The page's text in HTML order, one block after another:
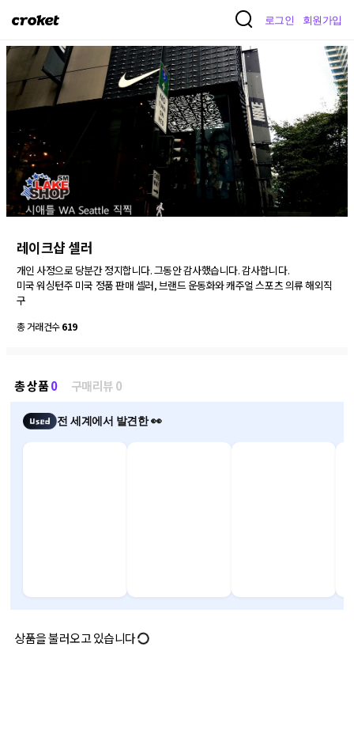
크
켓
로그인 회원가입
레이크샵 셀러
개인 사정으로 당분간 정지합니다. 그동안 감사했습니다. 감사합니다.
미국 워싱턴주 미국 정품 판매 셀러, 브랜드 운동화와 캐주얼 스포츠 의류 해외직
총 거래건수619
총 상품0 구매리뷰 0
전 세계에서 발견한 👀
상품을 불러오고 있습니다